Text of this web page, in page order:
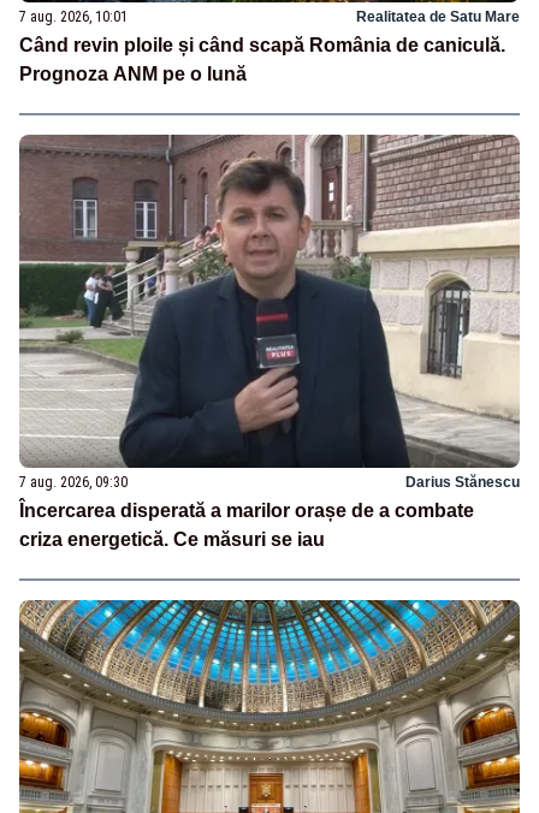
7 aug. 2026, 10:01 Realitatea de Satu Mare
Când revin ploile și când scapă România de caniculă.
Prognoza ANM pe o lună
7 aug. 2026, 09:30 Darius Stănescu
Încercarea disperată a marilor orașe de a combate
criza energetică. Ce măsuri se iau